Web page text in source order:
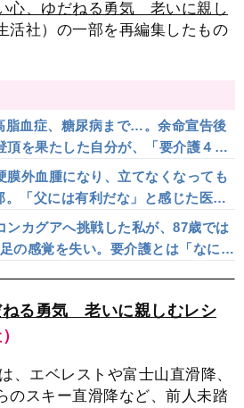
心、ゆだねる勇気 老いに親し
活社）の一部を再編集したもの
血症、糖尿病まで…。余命宣告後
頂を果たした自分が、「要介護４」
めた理由とは？
外血腫になり、立てなくなっても
「父には有利だな」と感じた医師
カグアへ挑戦した私が、87歳では
の感覚を失い。要介護とは「なにか
ねる勇気 老いに親しむレシ
、エベレストや富士山直滑降、
のスキー直滑降など、前人未踏